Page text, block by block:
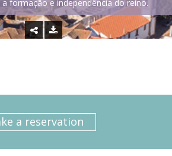
formação e independência do reino.
a reservation